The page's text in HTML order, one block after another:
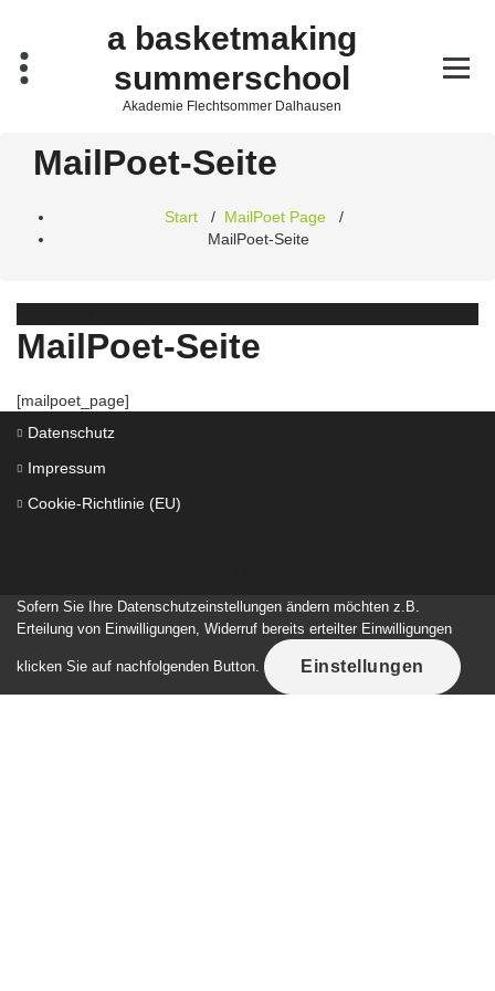
springen
a basketmaking
summerschool
Akademie Flechtsommer Dalhausen
MailPoet-Seite
Start / MailPoet Page /
MailPoet-Seite
MailPoet-Seite
[mailpoet_page]
Datenschutz
Impressum
Cookie-Richtlinie (EU)
Sofern Sie Ihre Datenschutzeinstellungen ändern möchten z.B.
Erteilung von Einwilligungen, Widerruf bereits erteilter Einwilligungen
klicken Sie auf nachfolgenden Button. Einstellungen